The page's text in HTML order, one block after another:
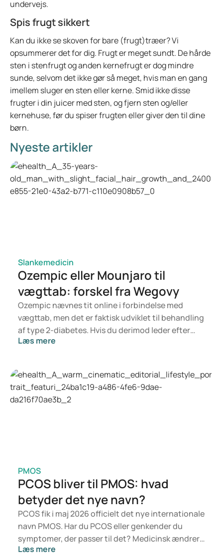
undervejs.
Spis frugt sikkert
Kan du ikke se skoven for bare (frugt)træer? Vi
opsummerer det for dig. Frugt er meget sundt. De hårde
sten i stenfrugt og anden kernefrugt er dog mindre
sunde, selvom det ikke gør så meget, hvis man en gang
imellem sluger en sten eller kerne. Smid ikke disse
frugter i din juicer med sten, og fjern sten og/eller
kernehuse, før du spiser frugten eller giver den til dine
børn.
Nyeste artikler
Slankemedicin
Ozempic eller Mounjaro til
vægttab: forskel fra Wegovy
Ozempic nævnes tit online i forbindelse med
vægttab, men det er faktisk udviklet til behandling
af type 2-diabetes. Hvis du derimod leder efter
noget specifikt til vægtkontrol, er det mere
afhænger af en vurdering fra en læge, som ser på
dit helbred, BMI og eventuelt andet
medicinforbrug.
Læs mere
PMOS
PCOS bliver til PMOS: hvad
betyder det nye navn?
PCOS fik i maj 2026 officielt det nye internationale
navn PMOS. Har du PCOS eller genkender du
symptomer, der passer til det? Medicinsk ændrer
der sig ikke noget lige nu. Den nye betegnelse
Læs mere